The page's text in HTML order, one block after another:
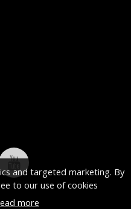
and targeted marketing. By
to our use of cookies
more